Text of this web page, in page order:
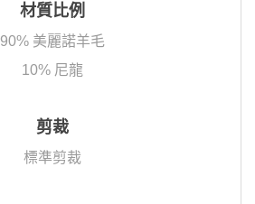
材質比例
90% 美麗諾羊毛
10% 尼龍
剪裁
標準剪裁